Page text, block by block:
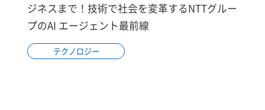
ジネスまで！技術で社会を変革するNTTグルー
プのAI エージェント最前線
テクノロジー